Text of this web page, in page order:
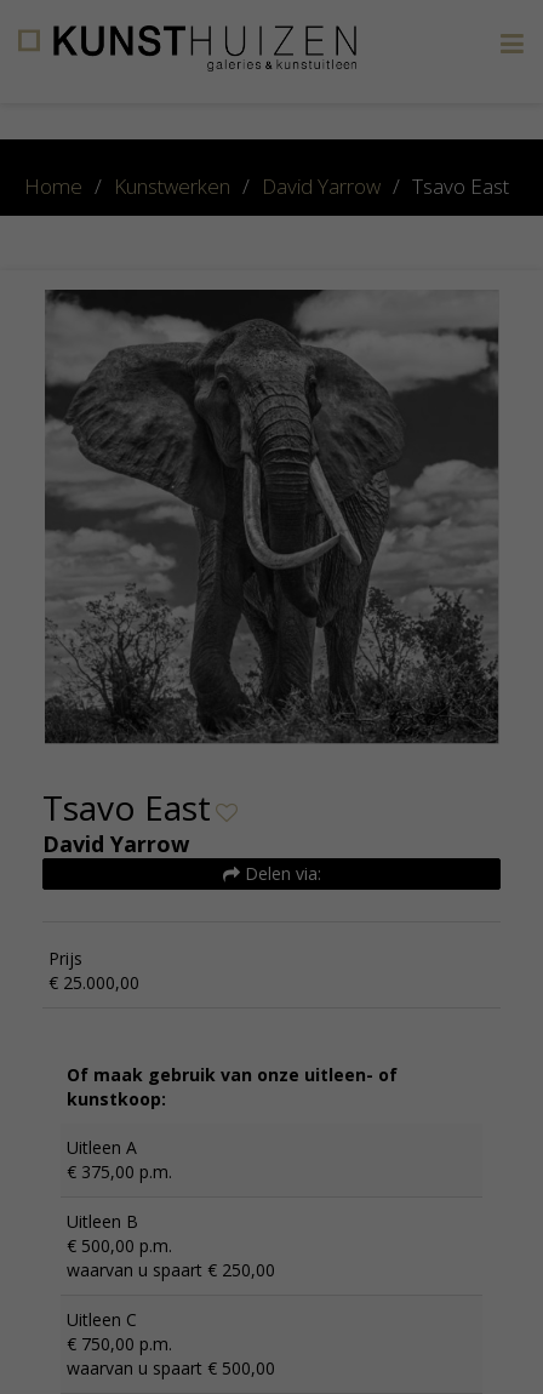
Home / Kunstwerken / David Yarrow / Tsavo East
Tsavo East
David Yarrow
Delen via:
Prijs
€ 25.000,00
Of maak gebruik van onze uitleen- of
kunstkoop:
Uitleen A
€ 375,00 p.m.
Uitleen B
€ 500,00 p.m.
waarvan u spaart € 250,00
Uitleen C
€ 750,00 p.m.
waarvan u spaart € 500,00